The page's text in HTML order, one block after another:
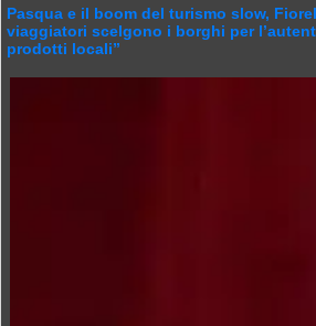
Pasqua e il boom del turismo slow,
viaggiatori scelgono i borghi per
prodotti locali”